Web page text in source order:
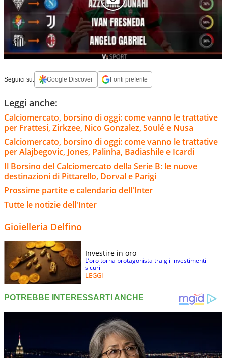
Seguici su: Google Discover Fonti preferite
Leggi anche:
Calciomercato, borsino di oggi: come vanno le trattative
per Frattesi, Zirkzee, Nico Gonzalez, Soulé e Nusa
Calciomercato, borsino di oggi: come vanno le trattative
per Alajbegovic, Jones, Palinha, Badiashile e Icardi
Il Borsino del Calciomercato della Serie B: le nuove
destinazioni di Pittarello, Dorval e Parigi
Prossime partite e calendario dell'Inter
Tutte le notizie dell'Inter
Gioielleria Delfino
Investire in oro
L’oro torna protagonista tra gli investimenti
sicuri
LEGGI